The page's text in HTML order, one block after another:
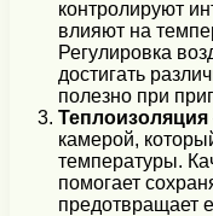
контролируют
влияют на
Регулировка
достигать
полезно при
Теплоизоляция
камерой,
температуры.
помогает
предотвращает